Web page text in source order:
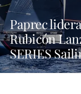
Paprec
Rubicón
SERIES